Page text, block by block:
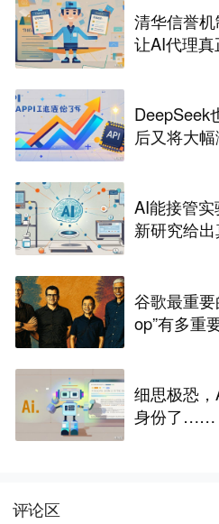
清华信誉
让AI代理
DeepSeek
后又将大
AI能接管
新研究给
谷歌最重
op”有多重
细思极恐
身份了……
评论区